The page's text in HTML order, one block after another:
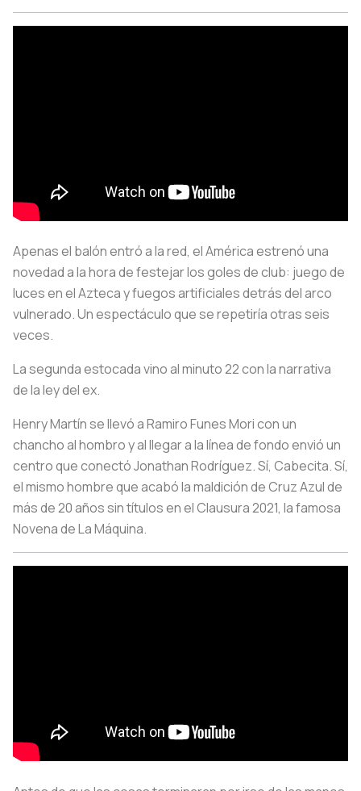
Apenas el balón entró a la red, el América estrenó una
novedad a la hora de festejar los goles de club: juego de
luces en el Azteca y fuegos artificiales detrás del arco
vulnerado. Un espectáculo que se repetiría otras seis
veces.
La segunda estocada vino al minuto 22 con la narrativa
de la ley del ex.
Henry Martín se llevó a Ramiro Funes Mori con un
chancho al hombro y al llegar a la línea de fondo envió un
centro que conectó Jonathan Rodríguez. Sí, Cabecita. Sí,
el mismo hombre que acabó la maldición de Cruz Azul de
más de 20 años sin títulos en el Clausura 2021, la famosa
Novena de La Máquina.